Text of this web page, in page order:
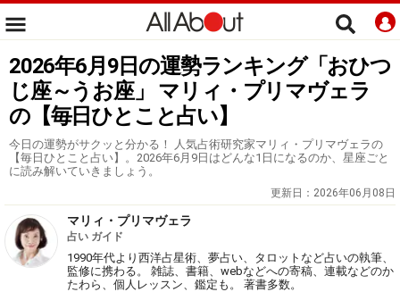
2026年6月9日の運勢ランキング「おひつ
じ座～うお座」 マリィ・プリマヴェラ
の【毎日ひとこと占い】
今日の運勢がサクッと分かる！ 人気占術研究家マリィ・プリマヴェラの
【毎日ひとこと占い】。2026年6月9日はどんな1日になるのか、星座ごと
に読み解いていきましょう。
更新日： 2026年06月08日
マリィ・プリマヴェラ
占い ガイド
1990年代より西洋占星術、夢占い、タロットなど占いの執筆、
監修に携わる。 雑誌、書籍、webなどへの寄稿、連載などのか
たわら、個人レッスン、鑑定も。 著書多数。